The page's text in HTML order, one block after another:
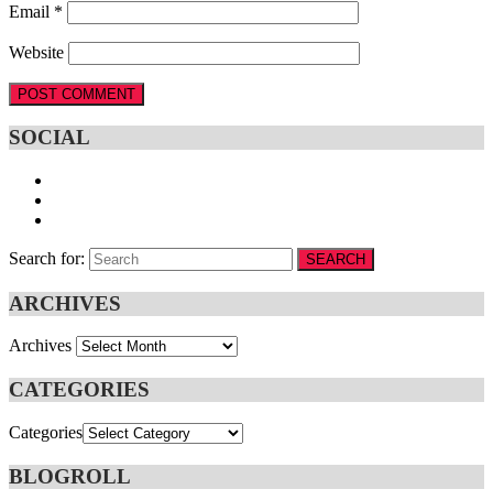
Email *
Website
SOCIAL
Search for: SEARCH
ARCHIVES
Archives
CATEGORIES
Categories
BLOGROLL